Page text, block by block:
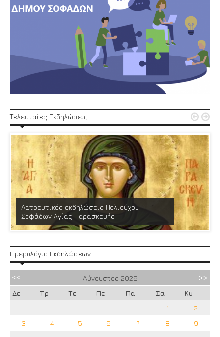
Τελευταίες Εκδηλώσεις
Λατρευτικές εκδηλώσεις Πολιούχου
Σοφάδων Αγίας Παρασκευής
 
Ημερολόγιο Εκδηλώσεων
Αύγουστος 2026
Δε
Τρ Τε Πε Πα Σα
Κυ
1
2
3
4 5 6 7 8
9